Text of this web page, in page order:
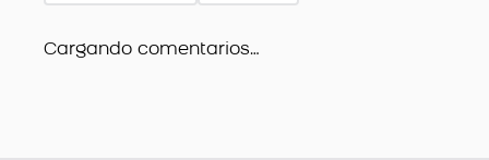
Cargando comentarios…